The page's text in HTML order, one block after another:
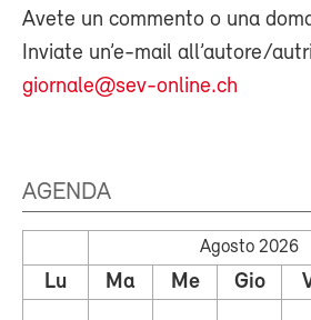
Avete un commento o una
Inviate un’e-mail all’autore/
giornale@sev-online.ch
AGENDA
Agosto 2026
Lu Ma Me Gio